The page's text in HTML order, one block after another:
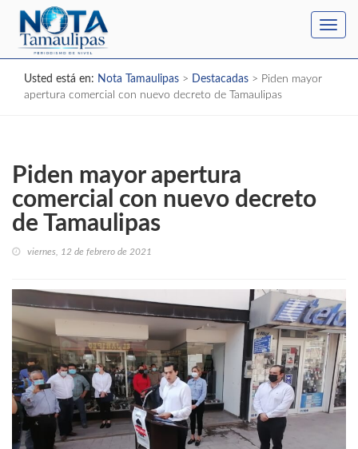
Usted está en: Nota Tamaulipas > Destacadas > Piden mayor
apertura comercial con nuevo decreto de Tamaulipas
Piden mayor apertura
comercial con nuevo decreto
de Tamaulipas
viernes, 12 de febrero de 2021